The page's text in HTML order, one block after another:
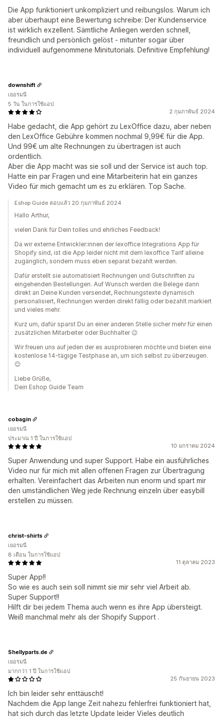
Die App funktioniert unkompliziert und reibungslos. Warum ich
aber überhaupt eine Bewertung schreibe: Der Kundenservice
ist wirklich exzellent. Sämtliche Anliegen werden schnell,
freundlich und persönlich gelöst - mitunter sogar über
individuell aufgenommene Minitutorials. Definitive Empfehlung!
2 กุมภาพันธ์ 2024
Habe gedacht, die App gehört zu LexOffice dazu, aber neben
den LexOffice Gebühre kommen nochmal 9,99€ für die App.
Und 99€ um alte Rechnungen zu übertragen ist auch
ordentlich.
Aber die App macht was sie soll und der Service ist auch top.
Hatte ein par Fragen und eine Mitarbeiterin hat ein ganzes
Video für mich gemacht um es zu erklären. Top Sache.
downshift
เยอรมนี
5 วัน ในการใช้แอป
Eshop Guide ตอบแล้ว 20 กุมภาพันธ์ 2024
Hallo Arthur,
vielen Dank für Dein tolles und ehrliches Feedback!
Da wir externe Entwickler:innen der lexoffice Integrations App für
Shopify sind, ist die App leider nicht mit dem lexoffice Tarif alleine
zugänglich, sondern muss eben separat bezahlt werden.
Dafür erstellt sie automatisiert Rechnungen und Gutschriften zu
eingehenden Bestellungen. Auf Wunsch werden die Belege dann
direkt an Deine Kunden versendet, Rechnungstexte dynamisch
personalisiert, Rechnungen werden direkt fällig oder bezahlt markiert
und vieles mehr.
Kurz um, dafür sparst Du an einer anderen Stelle sicher mehr für einen
zusätzlichen Mitarbeiter oder Buchhalter 😉
Wir freuen uns auf jeden der es ausprobieren möchte und bieten eine
kostenlose 14-tägige Testphase an, um sich selbst zu überzeugen.
😊
Liebe Grüße,
Dein Eshop Guide Team
10 มกราคม 2024
Super Anwendung und super Support. Habe ein ausführliches
Video nur für mich mit allen offenen Fragen zur Übertragung
erhalten. Vereinfachert das Arbeiten nun enorm und spart mir
den umständlichen Weg jede Rechnung einzeln über easybill
erstellen zu müssen.
cobagin
เยอรมนี
ประมาณ 1 ปี ในการใช้แอป
11 ตุลาคม 2023
Super App!!
So wie es auch sein soll nimmt sie mir sehr viel Arbeit ab.
Super Support!!
Hilft dir bei jedem Thema auch wenn es ihre App übersteigt.
Weiß manchmal mehr als der Shopify Support .
christ-shirts
เยอรมนี
8 เดือน ในการใช้แอป
25 กันยายน 2023
Ich bin leider sehr enttäuscht!
Nachdem die App lange Zeit nahezu fehlerfrei funktioniert hat,
hat sich durch das letzte Update leider Vieles deutlich
Shellyparts.de
เยอรมนี
มากกว่า 1 ปี ในการใช้แอป